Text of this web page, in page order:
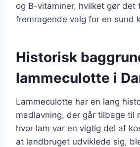
og B-vitaminer, hvilket gør det
fremragende valg for en sund
Historisk
lammeculotte i
Lammeculotte har en lang
madlavning, der går tilbage til
hvor lam var en vigtig del af
at landbruget udviklede sig,